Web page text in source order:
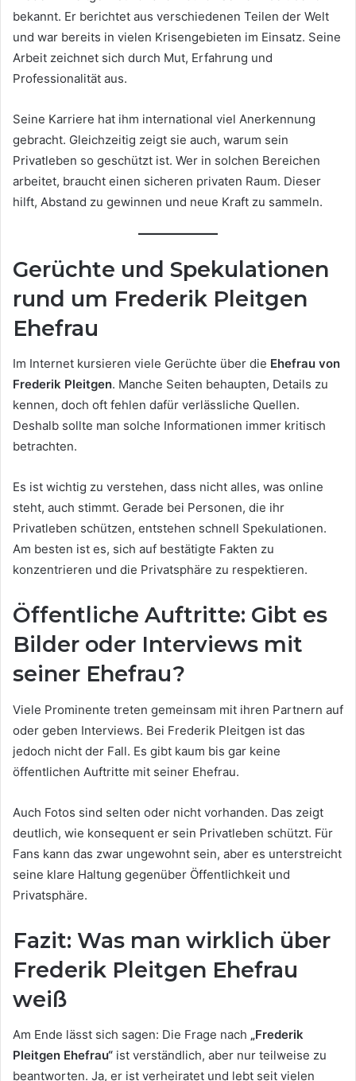
bekannt. Er berichtet aus verschiedenen Teilen der Welt
und war bereits in vielen Krisengebieten im Einsatz. Seine
Arbeit zeichnet sich durch Mut, Erfahrung und
Professionalität aus.
Seine Karriere hat ihm international viel Anerkennung
gebracht. Gleichzeitig zeigt sie auch, warum sein
Privatleben so geschützt ist. Wer in solchen Bereichen
arbeitet, braucht einen sicheren privaten Raum. Dieser
hilft, Abstand zu gewinnen und neue Kraft zu sammeln.
Gerüchte und Spekulationen
rund um Frederik Pleitgen
Ehefrau
Im Internet kursieren viele Gerüchte über die Ehefrau von
Frederik Pleitgen. Manche Seiten behaupten, Details zu
kennen, doch oft fehlen dafür verlässliche Quellen.
Deshalb sollte man solche Informationen immer kritisch
betrachten.
Es ist wichtig zu verstehen, dass nicht alles, was online
steht, auch stimmt. Gerade bei Personen, die ihr
Privatleben schützen, entstehen schnell Spekulationen.
Am besten ist es, sich auf bestätigte Fakten zu
konzentrieren und die Privatsphäre zu respektieren.
Öffentliche Auftritte: Gibt es
Bilder oder Interviews mit
seiner Ehefrau?
Viele Prominente treten gemeinsam mit ihren Partnern auf
oder geben Interviews. Bei Frederik Pleitgen ist das
jedoch nicht der Fall. Es gibt kaum bis gar keine
öffentlichen Auftritte mit seiner Ehefrau.
Auch Fotos sind selten oder nicht vorhanden. Das zeigt
deutlich, wie konsequent er sein Privatleben schützt. Für
Fans kann das zwar ungewohnt sein, aber es unterstreicht
seine klare Haltung gegenüber Öffentlichkeit und
Privatsphäre.
Fazit: Was man wirklich über
Frederik Pleitgen Ehefrau
weiß
Am Ende lässt sich sagen: Die Frage nach „Frederik
Pleitgen Ehefrau“ ist verständlich, aber nur teilweise zu
beantworten. Ja, er ist verheiratet und lebt seit vielen